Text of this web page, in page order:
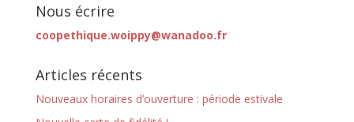
Nous écrire
coopethique.woippy@wanadoo.fr
Articles récents
Nouveaux horaires d’ouverture : période estivale